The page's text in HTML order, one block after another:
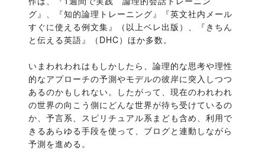
グ』、『知的論理トレーニング』『英文社内メール
すぐに使える例文集』（以上ベレ出版）、『きちん
と伝える英語』（DHC）ほか多数。
いまわれわれはもしかしたら、論理的な思考や理性
的なアプローチの予測やモデルの彼岸に突入しつつ
あるのかもしれない。したがって、現在のわれわれ
の世界の向こう側にどんな世界が待ち受けているの
か、予言系、スピリチュアル系まども含め、利用で
きるあらゆる手段を使って、ブログと連動しながら
予測を進める。